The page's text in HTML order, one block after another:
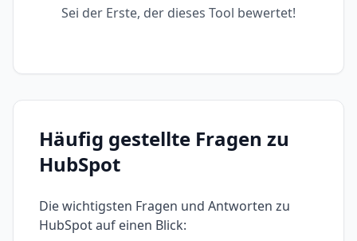
Sei der Erste, der dieses Tool bewertet!
Häufig gestellte Fragen zu
HubSpot
Die wichtigsten Fragen und Antworten zu
HubSpotauf einen Blick: